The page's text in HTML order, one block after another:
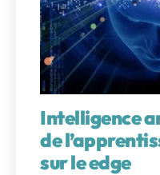
Intelligence
de
sur le edge